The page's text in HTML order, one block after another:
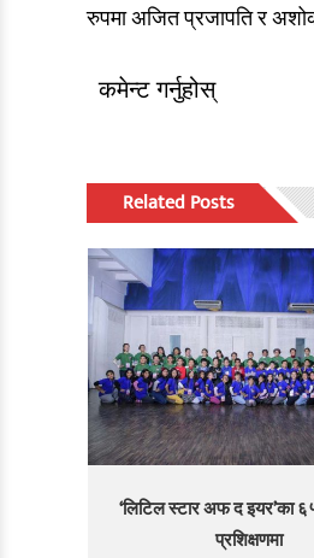
रुपमा अजित प्रजापति र
कमेन्ट गर्नुहोस्
Related Posts
‘लिटिल स्टार अफ द इयर’का
प्रशिक्षणमा